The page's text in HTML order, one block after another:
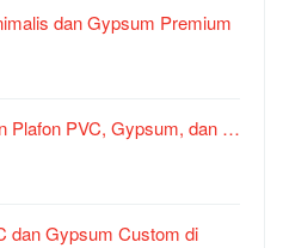
dan Gypsum Premium
Plafon PVC, Gypsum, dan …
dan Gypsum Custom di